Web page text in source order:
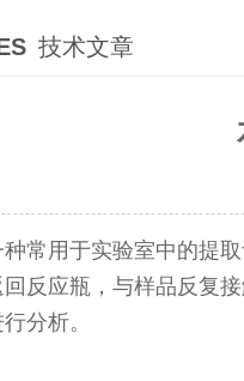
技术文章
常用于实验室中的提
反应瓶，与样品反复
分析。